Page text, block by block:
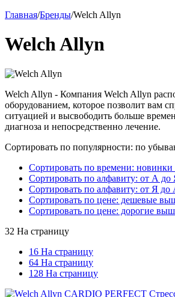
Главная/Бренды/Welch Allyn
Welch Allyn
Welch Allyn - Компания Welch Allyn
оборудованием, которое позволит вам
ситуацией и высвободить больше
диагноза и непосредственно лечение.
Сортировать по популярности: по
Сортировать по времени:
Сортировать по алфавиту: от А до
Сортировать по алфавиту: от Я до
Сортировать по цене: дешевые
Сортировать по цене: дорогие
32 На страницу
16 На страницу
64 На страницу
128 На страницу